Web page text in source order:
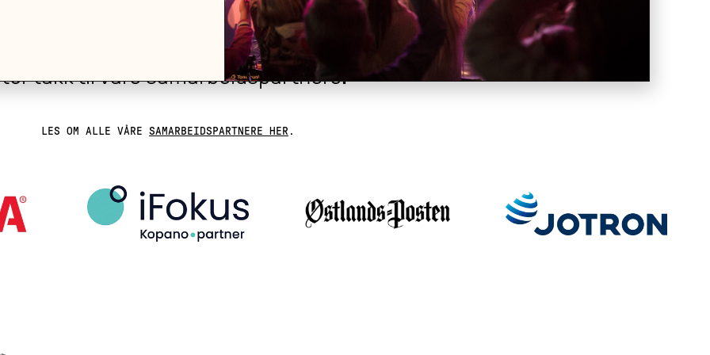
takk til våre samarbeidspartnere!
LES OM ALLE VÅRE SAMARBEIDSPARTNERE HER .